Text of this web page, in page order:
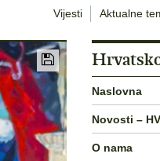
Vijesti Aktualne
Naslovna
Novosti –
O nama